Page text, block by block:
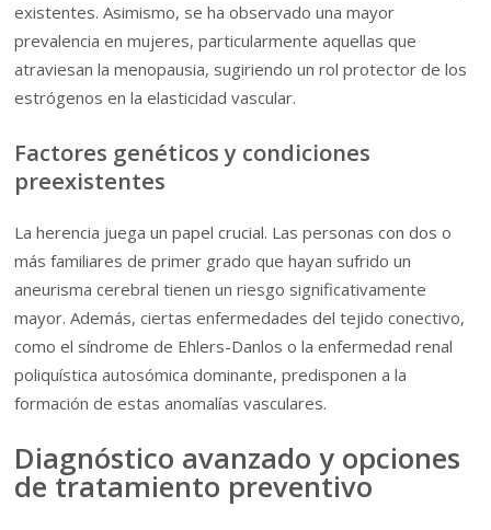
existentes. Asimismo, se ha observado una mayor
prevalencia en mujeres, particularmente aquellas que
atraviesan la menopausia, sugiriendo un rol protector de los
estrógenos en la elasticidad vascular.
Factores genéticos y condiciones
preexistentes
La herencia juega un papel crucial. Las personas con dos o
más familiares de primer grado que hayan sufrido un
aneurisma cerebral tienen un riesgo significativamente
mayor. Además, ciertas enfermedades del tejido conectivo,
como el síndrome de Ehlers-Danlos o la enfermedad renal
poliquística autosómica dominante, predisponen a la
formación de estas anomalías vasculares.
Diagnóstico avanzado y opciones
de tratamiento preventivo